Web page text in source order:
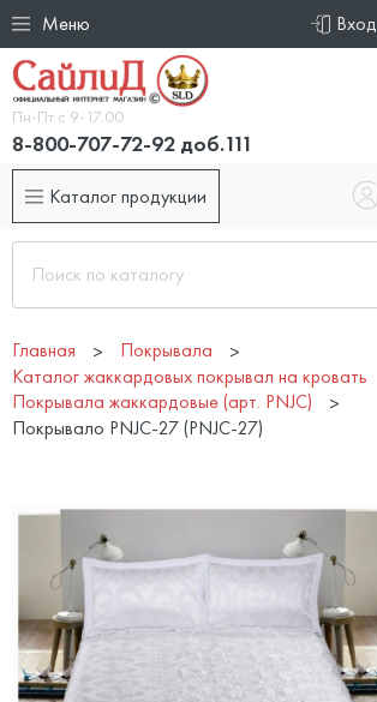
Меню Вход
Пн-Пт с 9-17.00
8-800-707-72-92 доб.111
Каталог продукции
Главная
Покрывала
Каталог жаккардовых покрывал на кровать
Покрывала жаккардовые (арт. PNJC)
Покрывало PNJC-27 (PNJC-27)